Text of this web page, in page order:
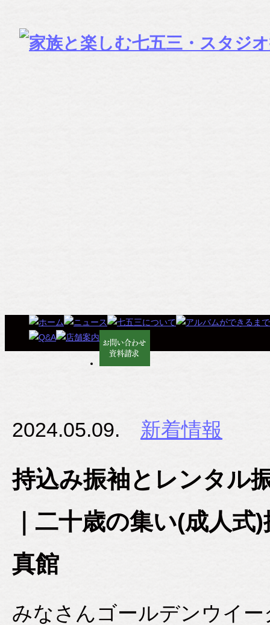
2024.05.09. 新着情報
持込み振袖とレンタル
｜二十歳の集い(成人
真館
みなさんゴールデンウイ